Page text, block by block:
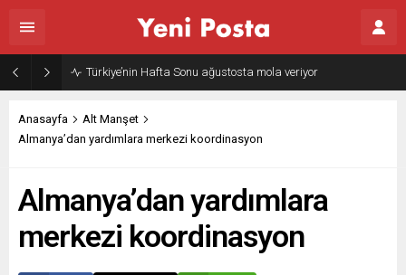
Türkiye’nin Hafta Sonu ağustosta mola veriyor
Anasayfa
Alt Manşet
Almanya’dan yardımlara merkezi koordinasyon
Almanya’dan yardımlara
merkezi koordinasyon